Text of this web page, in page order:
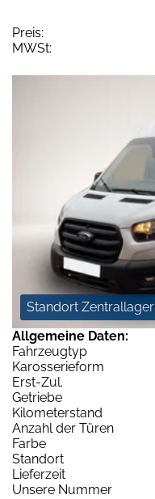
Preis:
MWSt:
Standort Zentrallager
Allgemeine Daten:
Fahrzeugtyp
Karosserieform
Erst-Zul.
Getriebe
Kilometerstand
Anzahl der Türen
Farbe
Standort
Lieferzeit
Unsere Nummer